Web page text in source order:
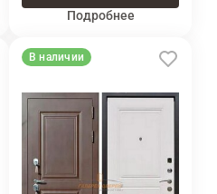
Подробнее
В наличии